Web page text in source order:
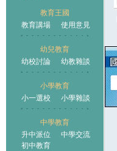
教育王國
教育講場
使用意見
幼兒教育
幼校討論
幼教雜談
小學教育
小一選校
小學雜談
中學教育
升中派位
中學交流
初中教育
王